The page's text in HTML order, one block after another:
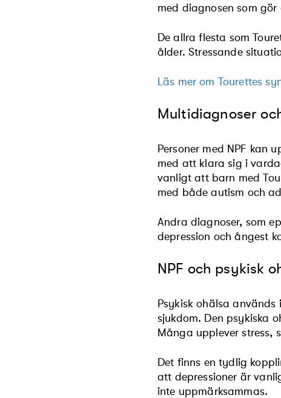
med diagnosen som gör
De allra flesta som
ålder. Stressande
Läs mer om Tourettes
Multidiagnoser
Personer med NPF
med att klara sig i
vanligt att barn med
med både autism och
Andra diagnoser, som
depression och ångest
NPF och psykisk
Psykisk ohälsa
sjukdom. Den psykiska
Många upplever stress,
Det finns en tydlig
att depressioner är
inte uppmärksammas.